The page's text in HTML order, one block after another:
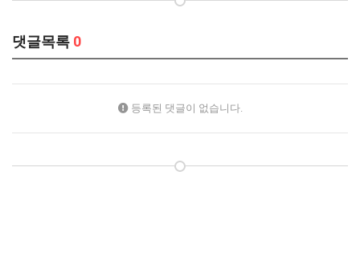
댓글목록 0
등록된 댓글이 없습니다.